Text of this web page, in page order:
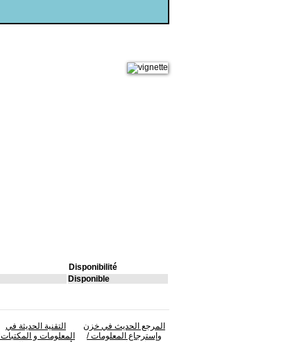
Disponibilité
Disponible
التقنية الحديثة في
المعلومات و المكتبات
المرجع الحديث في خزن
وإسترجاع المعلومات/